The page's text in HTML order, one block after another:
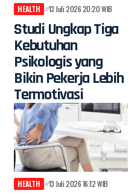
HEALTH 13 Juli 2026 20:20 WIB
Studi Ungkap Tiga
Kebutuhan
Psikologis yang
Bikin Pekerja Lebih
Termotivasi
HEALTH 13 Juli 2026 16:12 WIB